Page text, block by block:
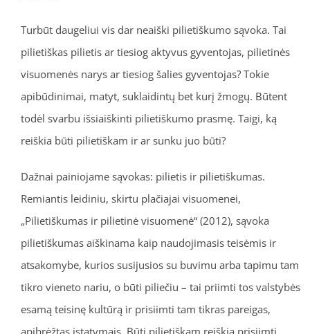
Turbūt daugeliui vis dar neaiški pilietiškumo sąvoka. Tai
pilietiškas pilietis ar tiesiog aktyvus gyventojas, pilietinės
visuomenės narys ar tiesiog šalies gyventojas? Tokie
apibūdinimai, matyt, suklaidintų bet kurį žmogų. Būtent
todėl svarbu išsiaiškinti pilietiškumo prasmę. Taigi, ką
reiškia būti pilietiškam ir ar sunku juo būti?
Dažnai painiojame sąvokas: pilietis ir pilietiškumas.
Remiantis leidiniu, skirtu plačiajai visuomenei,
„Pilietiškumas ir pilietinė visuomenė“ (2012), sąvoka
pilietiškumas aiškinama kaip naudojimasis teisėmis ir
atsakomybe, kurios susijusios su buvimu arba tapimu tam
tikro vieneto nariu, o būti piliečiu – tai priimti tos valstybės
esamą teisinę kultūrą ir prisiimti tam tikras pareigas,
apibrėžtas įstatymais. Būti pilietiškam reiškia prisiimti